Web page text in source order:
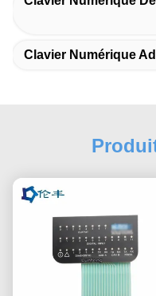
Clavier Numérique